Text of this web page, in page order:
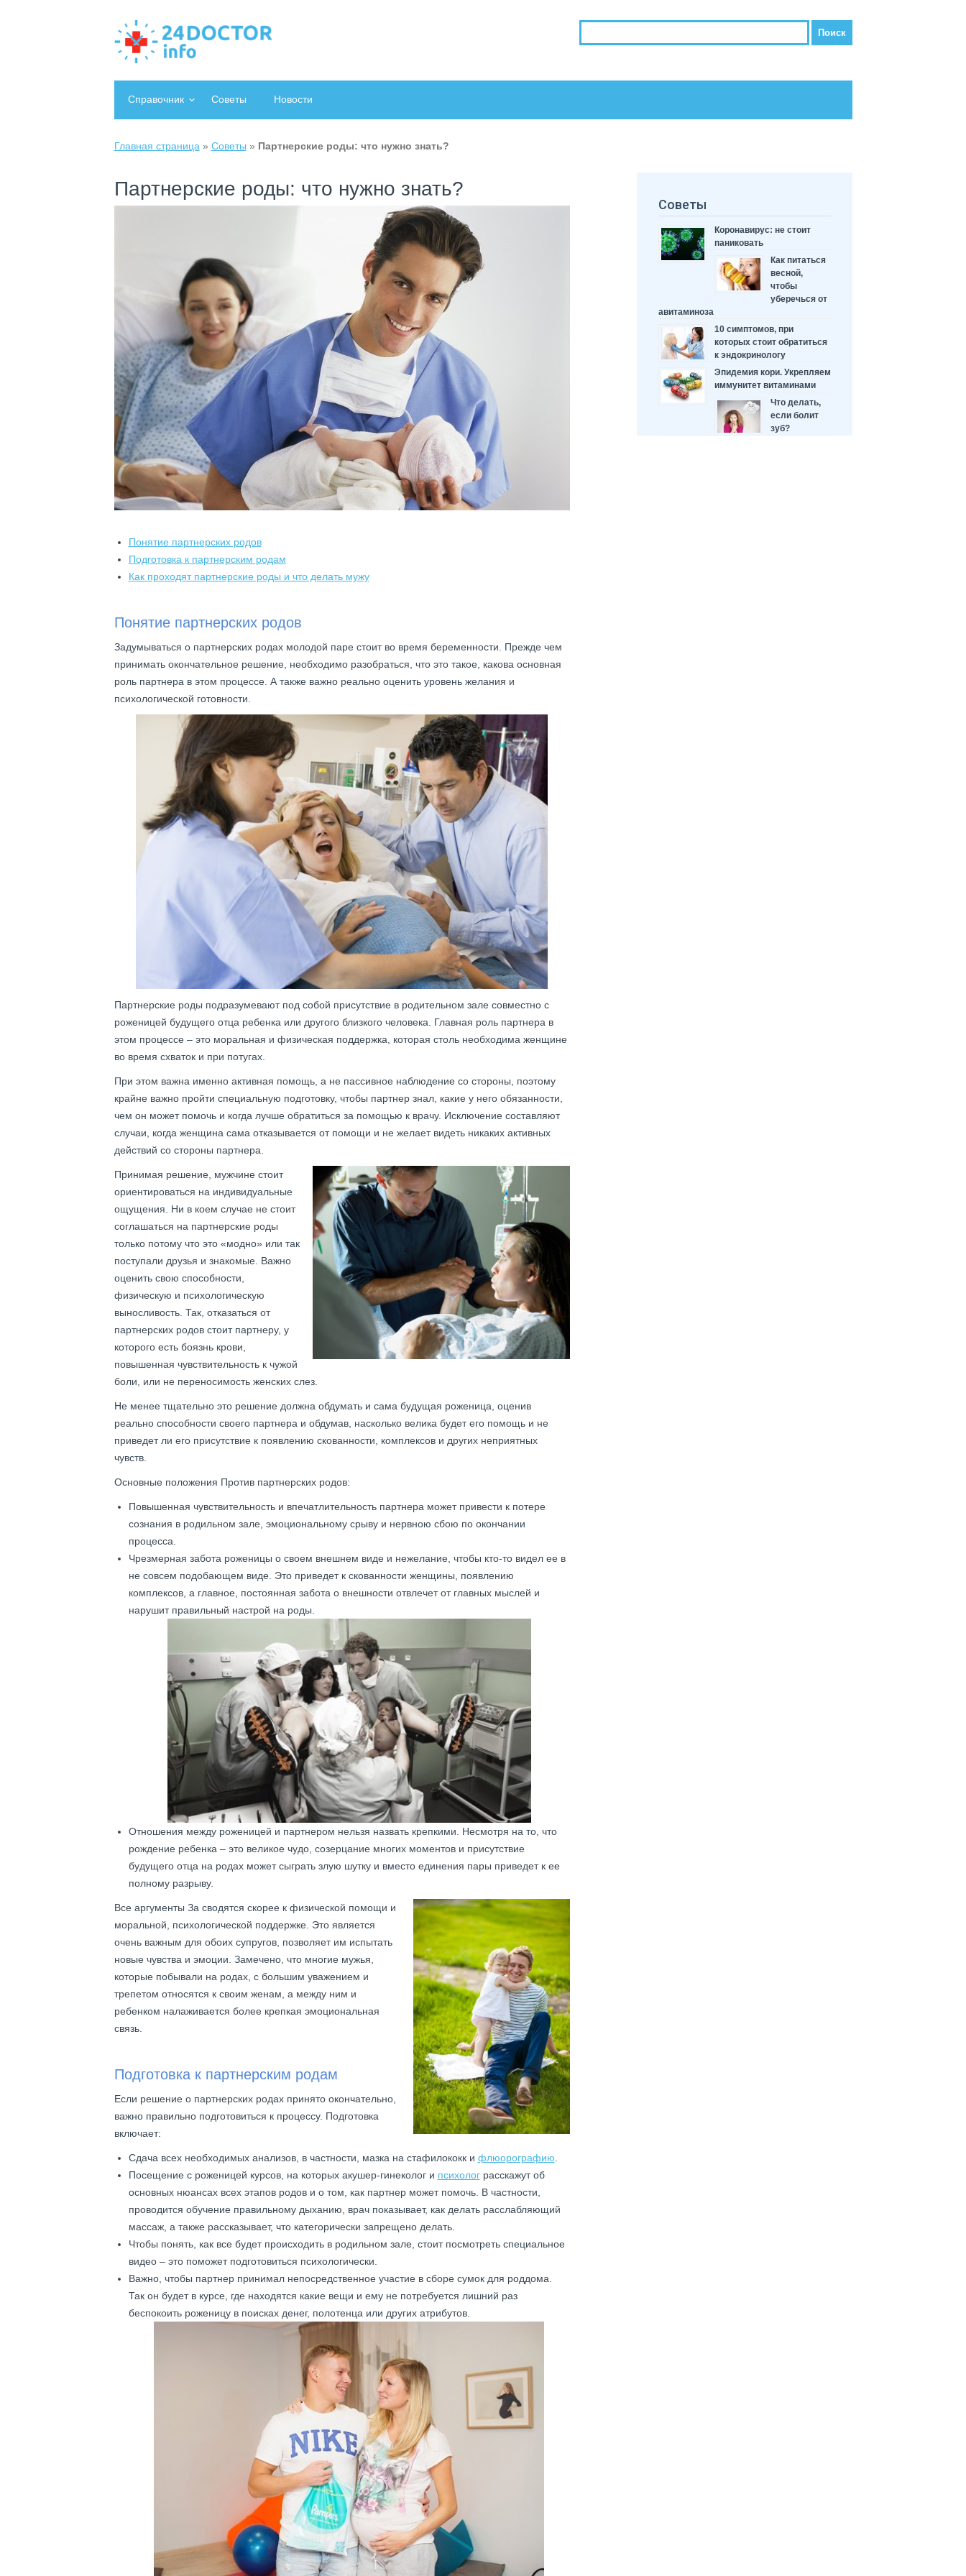
Справочник Советы Новости
Главная страница » Советы » Партнерские роды: что нужно знать?
Партнерские роды: что нужно знать?
Понятие партнерских родов
Подготовка к партнерским родам
Как проходят партнерские роды и что делать мужу
Понятие партнерских родов
Задумываться о партнерских родах молодой паре стоит во время беременности. Прежде чем
принимать окончательное решение, необходимо разобраться, что это такое, какова основная
роль партнера в этом процессе. А также важно реально оценить уровень желания и
психологической готовности.
Партнерские роды подразумевают под собой присутствие в родительном зале совместно с
роженицей будущего отца ребенка или другого близкого человека. Главная роль партнера в
этом процессе – это моральная и физическая поддержка, которая столь необходима женщине
во время схваток и при потугах.
При этом важна именно активная помощь, а не пассивное наблюдение со стороны, поэтому
крайне важно пройти специальную подготовку, чтобы партнер знал, какие у него обязанности,
чем он может помочь и когда лучше обратиться за помощью к врачу. Исключение составляют
случаи, когда женщина сама отказывается от помощи и не желает видеть никаких активных
действий со стороны партнера.
Принимая решение, мужчине стоит
ориентироваться на индивидуальные
ощущения. Ни в коем случае не стоит
соглашаться на партнерские роды
только потому что это «модно» или так
поступали друзья и знакомые. Важно
оценить свою способности,
физическую и психологическую
выносливость. Так, отказаться от
партнерских родов стоит партнеру, у
которого есть боязнь крови,
повышенная чувствительность к чужой
боли, или не переносимость женских слез.
Не менее тщательно это решение должна обдумать и сама будущая роженица, оценив
реально способности своего партнера и обдумав, насколько велика будет его помощь и не
приведет ли его присутствие к появлению скованности, комплексов и других неприятных
чувств.
Основные положения Против партнерских родов:
Повышенная чувствительность и впечатлительность партнера может привести к потере
сознания в родильном зале, эмоциональному срыву и нервною сбою по окончании
процесса.
Чрезмерная забота роженицы о своем внешнем виде и нежелание, чтобы кто-то видел ее в
не совсем подобающем виде. Это приведет к скованности женщины, появлению
комплексов, а главное, постоянная забота о внешности отвлечет от главных мыслей и
нарушит правильный настрой на роды.
Отношения между роженицей и партнером нельзя назвать крепкими. Несмотря на то, что
рождение ребенка – это великое чудо, созерцание многих моментов и присутствие
будущего отца на родах может сыграть злую шутку и вместо единения пары приведет к ее
полному разрыву.
Все аргументы За сводятся скорее к физической помощи и
моральной, психологической поддержке. Это является
очень важным для обоих супругов, позволяет им испытать
новые чувства и эмоции. Замечено, что многие мужья,
которые побывали на родах, с большим уважением и
трепетом относятся к своим женам, а между ним и
ребенком налаживается более крепкая эмоциональная
связь.
Подготовка к партнерским родам
Если решение о партнерских родах принято окончательно,
важно правильно подготовиться к процессу. Подготовка
включает:
Сдача всех необходимых анализов, в частности, мазка на стафилококк и флюорографию
Посещение с роженицей курсов, на которых акушер-гинеколог и психолограсскажут об
основных нюансах всех этапов родов и о том, как партнер может помочь. В частности,
проводится обучение правильному дыханию, врач показывает, как делать расслабляющий
массаж, а также рассказывает, что категорически запрещено делать.
Чтобы понять, как все будет происходить в родильном зале, стоит посмотреть специальное
видео – это поможет подготовиться психологически.
Важно, чтобы партнер принимал непосредственное участие в сборе сумок для роддома.
Так он будет в курсе, где находятся какие вещи и ему не потребуется лишний раз
беспокоить роженицу в поисках денег, полотенца или других атрибутов.
Советы
Коронавирус: не стоит
паниковать
Как питаться
весной,
чтобы
уберечься от
авитаминоза
10 симптомов, при
которых стоит обратиться
к эндокринологу
Эпидемия кори. Укрепляем
иммунитет витаминами
Что делать,
если болит
зуб?